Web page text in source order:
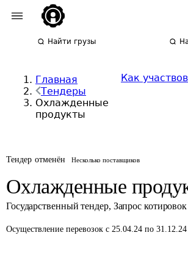
Найти грузы
Главная
Тендеры
Охлажденные
продукты
Как
Тендер отменён Несколько поставщиков
Охлажденные
Государственный тендер, Запрос котировок
Осуществление перевозок с 25.04.24 по 31.12.24